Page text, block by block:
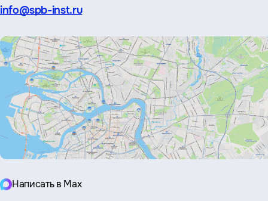
Эл.
info@spb-inst.ru
Написать в Max